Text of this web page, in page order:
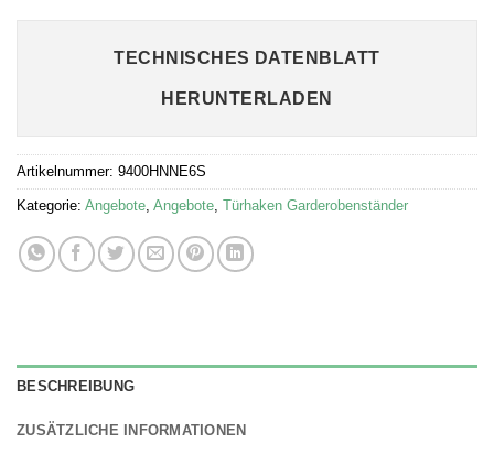
TECHNISCHES DATENBLATT
HERUNTERLADEN
Artikelnummer: 9400HNNE6S
Kategorie: Angebote Angebote Türhaken Garderobenständer
BESCHREIBUNG
ZUSÄTZLICHE INFORMATIONEN